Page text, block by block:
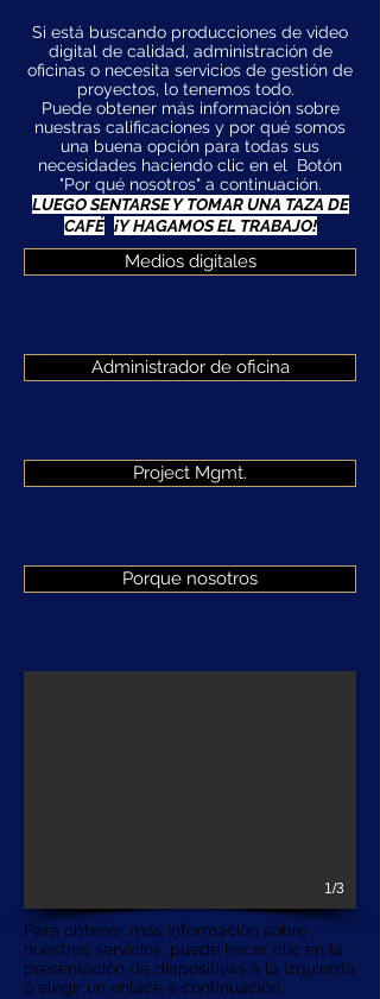
Si está buscando producciones de video
digital de calidad, administración de
oficinas o necesita servicios de gestión de
proyectos, lo tenemos todo.
Puede obtener más información sobre
nuestras calificaciones y por qué somos
una buena opción para todas sus
necesidades haciendo clic en el
Botón
"Por qué nosotros" a continuación.
LUEGO SENTARSE Y TOMAR UNA TAZA DE
CAFÉ ¡Y HAGAMOS EL TRABAJO!
Medios digitales
Administrador de oficina
Project Mgmt.
Porque nosotros
1/3
Para obtener más información sobre
nuestros servicios, puede hacer clic en la
presentación de diapositivas a la izquierda
o elegir un enlace a continuación.